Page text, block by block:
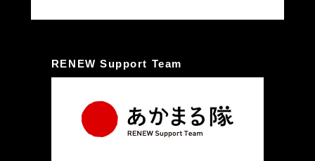
RENEW Support Team